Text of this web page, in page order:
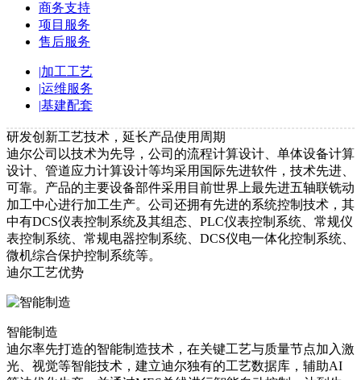
商务支持
项目服务
售后服务
|加工工艺
|运维服务
|基建配套
研发创新工艺技术，延长产品使用周期
迪尔公司以技术为先导，公司的流程计算设计、单体设备计算
设计、管道应力计算设计等均采用国际先进软件，技术先进、
可靠。产品的主要设备部件采用目前世界上最先进五轴联铣动
加工中心进行加工生产。公司还拥有先进的系统控制技术，其
中有DCS仪表控制系统及其组态、PLC仪表控制系统、常规仪
表控制系统、常规电器控制系统、DCS仪电一体化控制系统、
微机综合保护控制系统等。
迪尔工艺优势
智能制造
迪尔率先打造的智能制造技术，在关键工艺与质量节点加入激
光、视觉等智能技术，建立迪尔独有的工艺数据库，辅助AI